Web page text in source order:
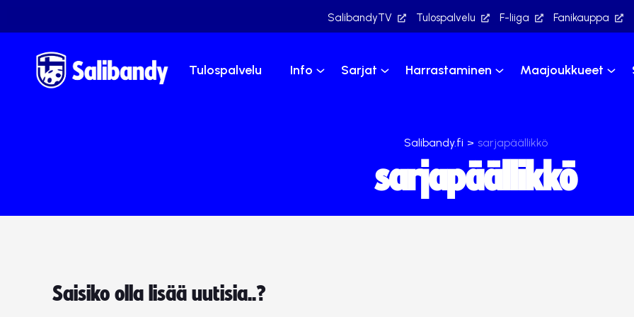
SalibandyTV Tulospalvelu F-liiga Fanikauppa
Tulospalvelu Info Sarjat Harrastaminen Maajoukkueet
Salibandy.fi > sarjapäällikkö
sarjapäällikkö
Saisiko olla lisää uutisia..?